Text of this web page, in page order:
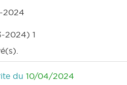
2024
2024) 1
du 10/04/2024